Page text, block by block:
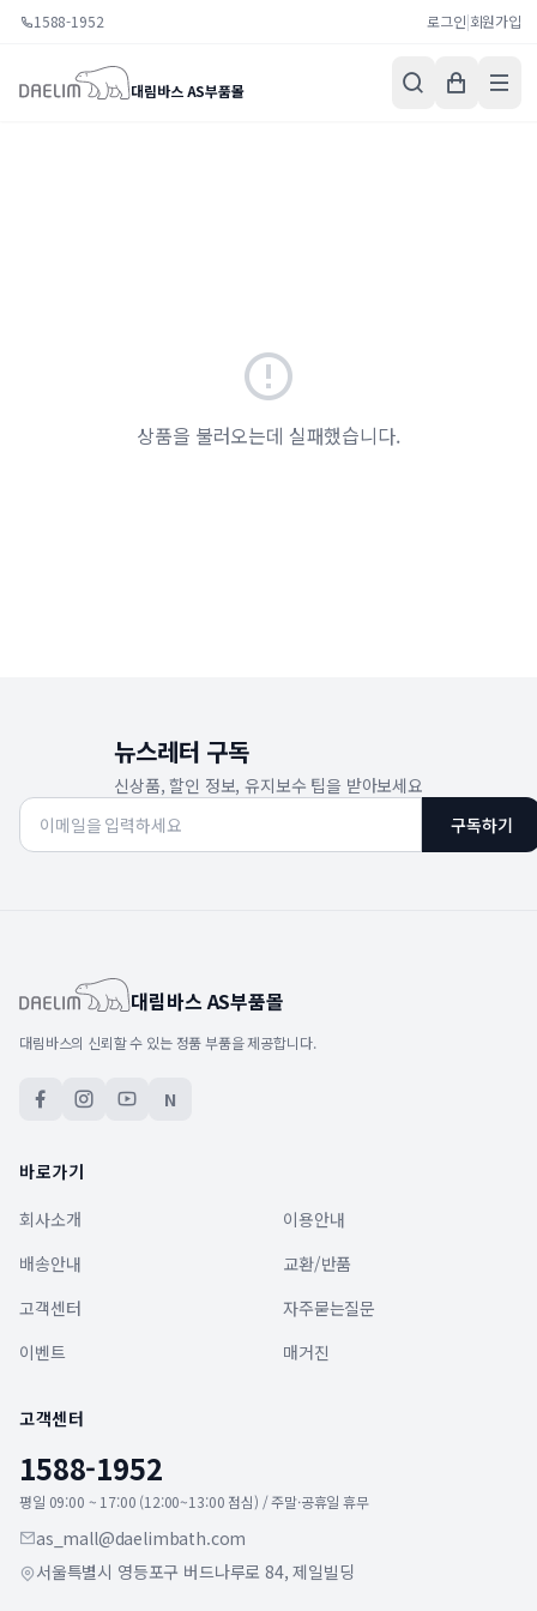
1588-1952 로그인|회원가입
대림바스 AS부품몰
상품을 불러오는데 실패했습니다.
뉴스레터 구독
신상품, 할인 정보, 유지보수 팁을 받아보세요
구독하기
대림바스 AS부품몰
대림바스의 신뢰할 수 있는 정품 부품을 제공합니다.
N
바로가기
회사소개
이용안내
배송안내
교환/반품
고객센터
자주묻는질문
이벤트
매거진
고객센터
1588-1952
평일 09:00 ~ 17:00 (12:00~13:00 점심) / 주말·공휴일 휴무
as_mall@daelimbath.com
서울특별시 영등포구 버드나루로 84, 제일빌딩